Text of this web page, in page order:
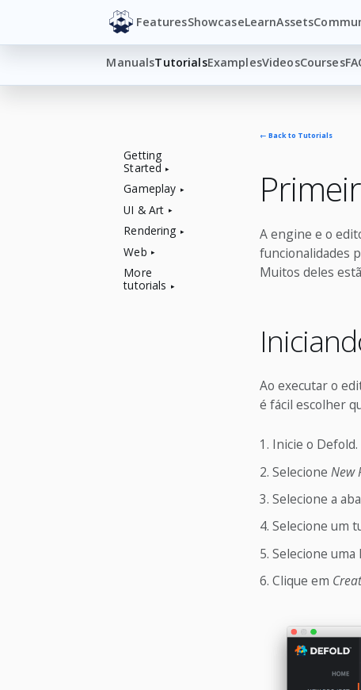
FeaturesShowcaseLearnAssets
ManualsTutorialsExamplesVideosCourses
Getting
Started
Gameplay
UI & Art
Rendering
Web
More
tutorials
← Back to Tutorials
A engine e o
funcionalidades
Muitos deles
Ao executar o
é fácil escolher
Inicie o Defold.
Selecione New
Selecione a aba
Selecione um
Selecione uma
Clique em